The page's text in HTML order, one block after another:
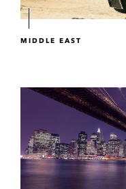
MIDDLE EAST